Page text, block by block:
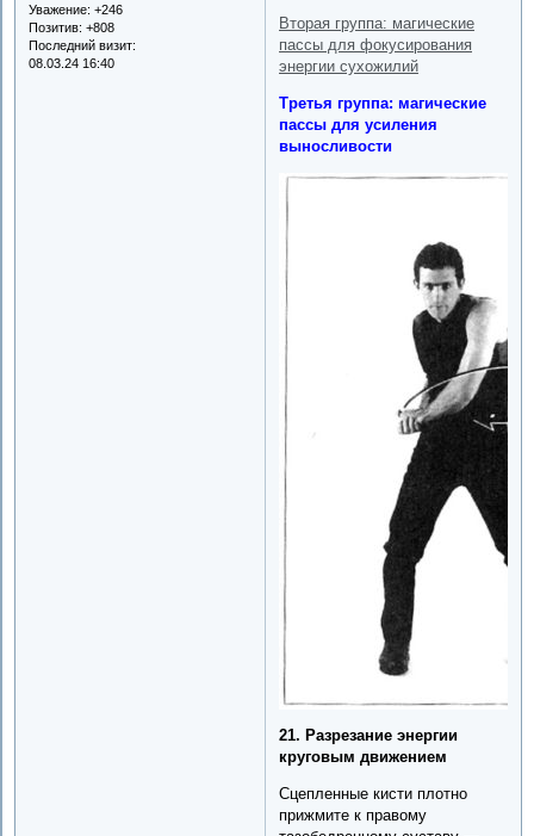
Уважение: +246
Позитив: +808
Последний визит:
08.03.24 16:40
Вторая группа: магические
пассы для фокусирования
энергии сухожилий
Третья группа: магические
пассы для усиления
выносливости
21. Разрезание энергии
круговым движением
Сцепленные кисти плотно
прижмите к правому